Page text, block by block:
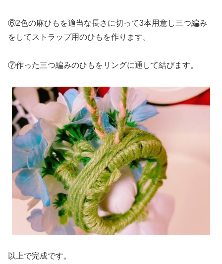
⑥2色の麻ひもを適当な長さに切って3本用意し三つ編み
をしてストラップ用のひもを作ります。
⑦作った三つ編みのひもをリングに通して結びます。
以上で完成です。